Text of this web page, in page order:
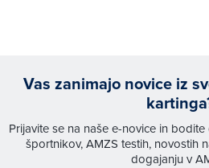
Vas zanimajo novice iz
Prijavite se na naše e-novice in
športnikov, AMZS testih, novostih
dogajanju v